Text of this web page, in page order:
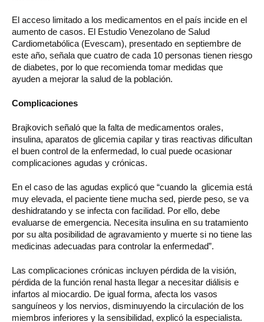
El acceso limitado a los medicamentos en el país incide en el
aumento de casos. El Estudio Venezolano de Salud
Cardiometabólica (Evescam), presentado en septiembre de
este año, señala que cuatro de cada 10 personas tienen riesgo
de diabetes, por lo que recomienda tomar medidas que
ayuden a mejorar la salud de la población.
Complicaciones
Brajkovich señaló que la falta de medicamentos orales,
insulina, aparatos de glicemia capilar y tiras reactivas dificultan
el buen control de la enfermedad, lo cual puede ocasionar
complicaciones agudas y crónicas.
En el caso de las agudas explicó que “cuando la glicemia está
muy elevada, el paciente tiene mucha sed, pierde peso, se va
deshidratando y se infecta con facilidad. Por ello, debe
evaluarse de emergencia. Necesita insulina en su tratamiento
por su alta posibilidad de agravamiento y muerte si no tiene las
medicinas adecuadas para controlar la enfermedad”.
Las complicaciones crónicas incluyen pérdida de la visión,
pérdida de la función renal hasta llegar a necesitar diálisis e
infartos al miocardio. De igual forma, afecta los vasos
sanguíneos y los nervios, disminuyendo la circulación de los
miembros inferiores y la sensibilidad, explicó la especialista.